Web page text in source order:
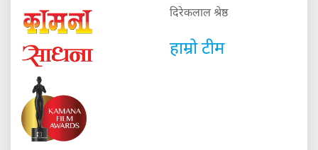
दिरेकलाल श्रेष्ठ
हाम्रो टीम